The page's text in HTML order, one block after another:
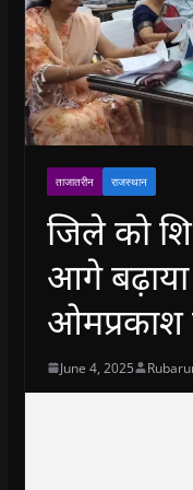
ताजातरीन राजस्थान
जिले को
आगे बढ़ाया
ओमप्रकाश
June 4, 2025